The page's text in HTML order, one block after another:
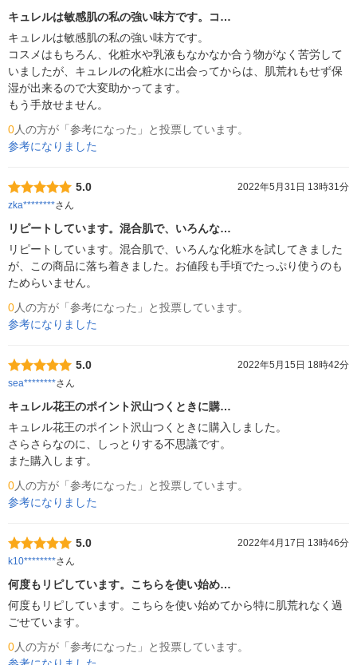
キュレルは敏感肌の私の強い味方です。コ…
キュレルは敏感肌の私の強い味方です。
コスメはもちろん、化粧水や乳液もなかなか合う物がなく苦労して
いましたが、キュレルの化粧水に出会ってからは、肌荒れもせず保
湿が出来るので大変助かってます。
もう手放せません。
0人の方が「参考になった」と投票しています。
参考になりました
5.0
2022年5月31日 13時31分
zka********さん
リピートしています。混合肌で、いろんな…
リピートしています。混合肌で、いろんな化粧水を試してきました
が、この商品に落ち着きました。お値段も手頃でたっぷり使うのも
ためらいません。
0人の方が「参考になった」と投票しています。
参考になりました
5.0
2022年5月15日 18時42分
sea********さん
キュレル花王のポイント沢山つくときに購…
キュレル花王のポイント沢山つくときに購入しました。
さらさらなのに、しっとりする不思議です。
また購入します。
0人の方が「参考になった」と投票しています。
参考になりました
5.0
2022年4月17日 13時46分
k10********さん
何度もリピしています。こちらを使い始め…
何度もリピしています。こちらを使い始めてから特に肌荒れなく過
ごせています。
0人の方が「参考になった」と投票しています。